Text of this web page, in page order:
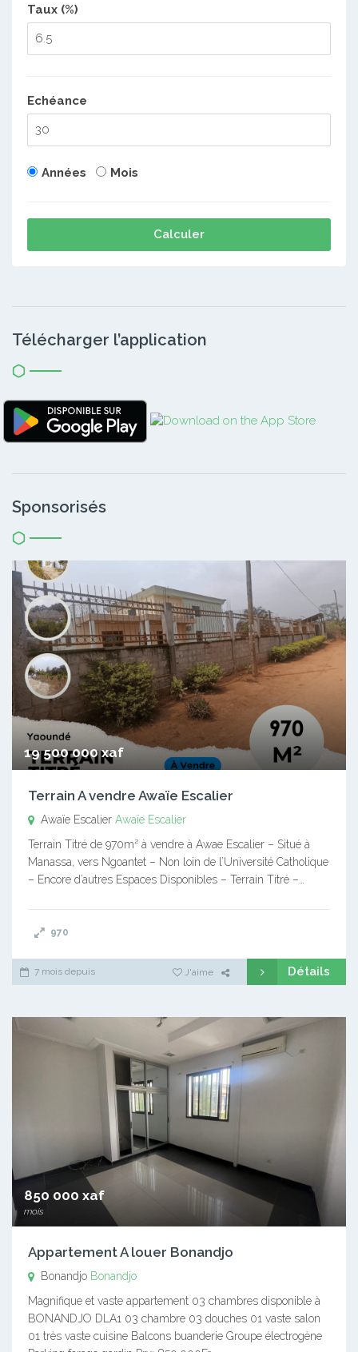
Taux (%)
Echéance
Années Mois
Calculer
Télécharger l’application
Sponsorisés
19 500 000 xaf
Terrain A vendre Awaïe Escalier
Awaïe Escalier Awaïe Escalier
Terrain Titré de 970m² à vendre à Awae Escalier – Situé à
Manassa, vers Ngoantet – Non loin de l’Université Catholique
– Encore d’autres Espaces Disponibles – Terrain Titré –…
970
7 mois depuis J'aime Détails
850 000 xaf
mois
Appartement A louer Bonandjo
Bonandjo Bonandjo
Magnifique et vaste appartement 03 chambres disponible à
BONANDJO DLA1 03 chambre 03 douches 01 vaste salon
01 très vaste cuisine Balcons buanderie Groupe électrogène